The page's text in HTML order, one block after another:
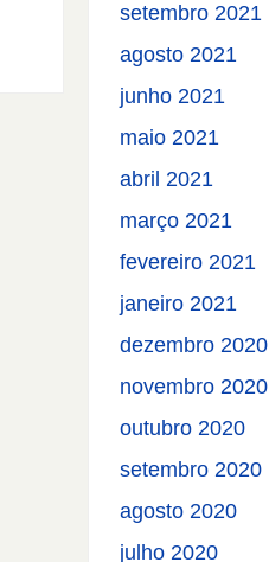
setembro 2021
agosto 2021
junho 2021
maio 2021
abril 2021
março 2021
fevereiro 2021
janeiro 2021
dezembro 2020
novembro 2020
outubro 2020
setembro 2020
agosto 2020
julho 2020